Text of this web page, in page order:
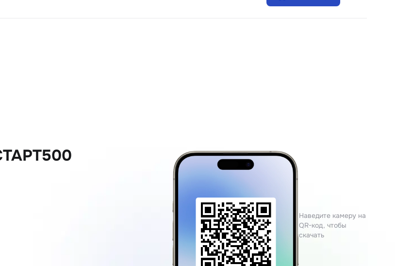
Наведите камеру на
QR-код, чтобы
скачать